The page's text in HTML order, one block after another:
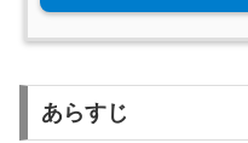
あらすじ